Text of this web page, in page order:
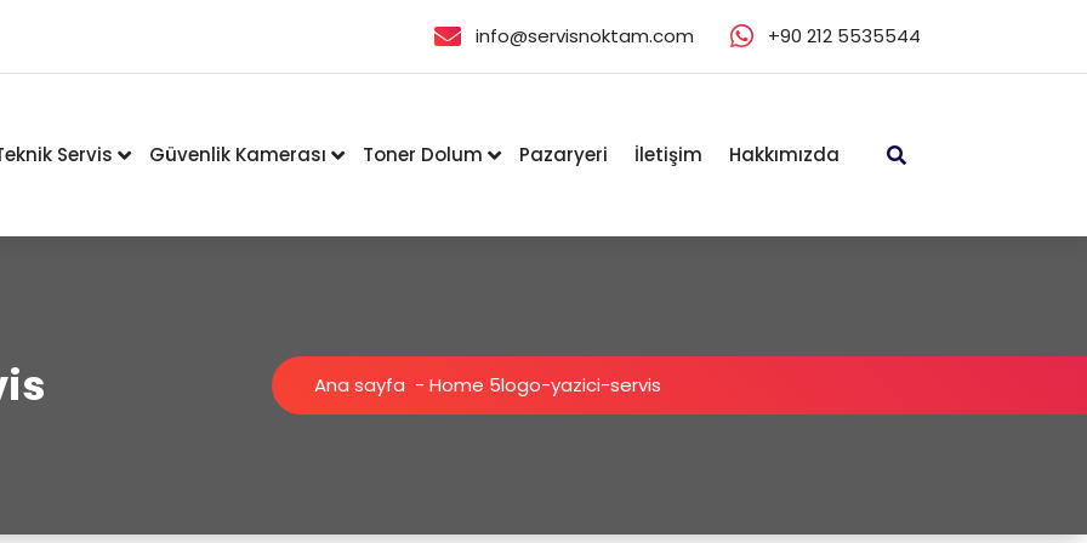
info@servisnoktam.com +90 212 5535544
Servis Güvenlik Kamerası Toner Dolum Pazaryeri İletişim Hakkımızda
Ana sayfa - Home 5logo-yazici-servis